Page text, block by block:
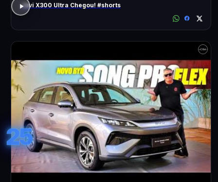
Jovi X300 Ultra Chegou! #shorts
25